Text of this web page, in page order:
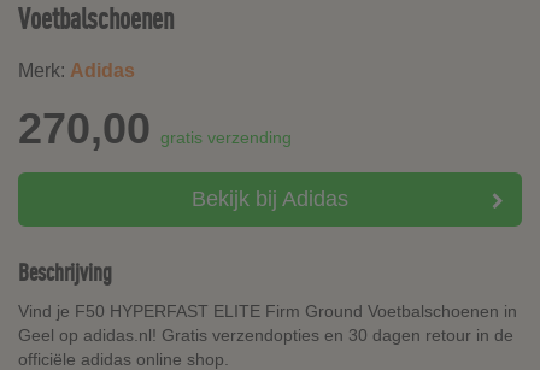
Voetbalschoenen
Merk: Adidas
270,00 gratis verzending
Bekijk bij Adidas
Beschrijving
Vind je F50 HYPERFAST ELITE Firm Ground Voetbalschoenen in
Geel op adidas.nl! Gratis verzendopties en 30 dagen retour in de
officiële adidas online shop.